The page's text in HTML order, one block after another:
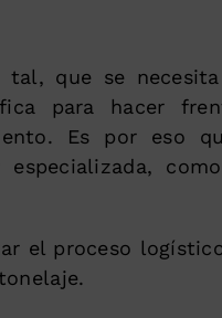
tal, que se
para hacer
Es por eso
el proceso